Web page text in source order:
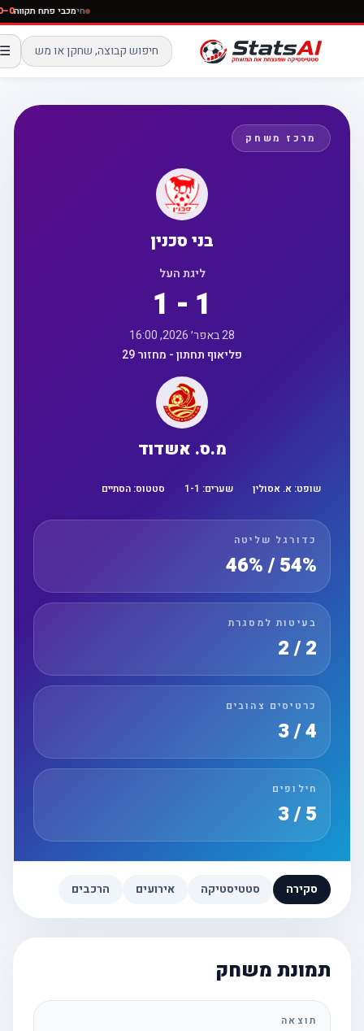
חימכבי פתח תקווה
☰
מרכז משחק
בני סכנין
ליגת העל
1 - 1
28 באפר׳ 2026, 16:00
פליאוף תחתון - מחזור 29
מ.ס. אשדוד
שופט:א. אסולין שערים: 1 -1 סטטוס:הסתיים
כדורגל שליטה
54% / 46%
בעיטות למסגרת
כרטיסים צהובים
חילופים
סקירה סטטיסטיקה אירועים הרכבים
תמונת משחק
תוצאה